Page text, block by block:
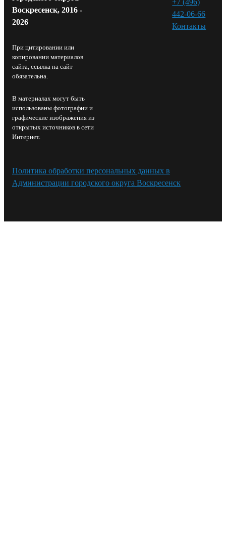
Воскресенск, 2016 -
2026
При цитировании или
копировании материалов
сайта, ссылка на сайт
обязательна.
В материалах могут быть
использованы фотографии и
графические изображения из
открытых источников в сети
Интернет.
442-06-66
Контакты⁠
Политика обработки персональных данных в
Администрации городского округа Воскресенск